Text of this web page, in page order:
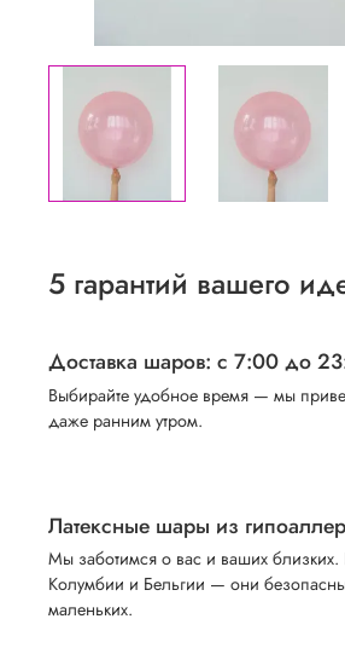
5 гарантий вашего
Доставка шаров: с 7:00 до
Выбирайте удобное время — мы
даже ранним утром.
Латексные шары из
Мы заботимся о вас и ваших
Колумбии и Бельгии — они
маленьких.